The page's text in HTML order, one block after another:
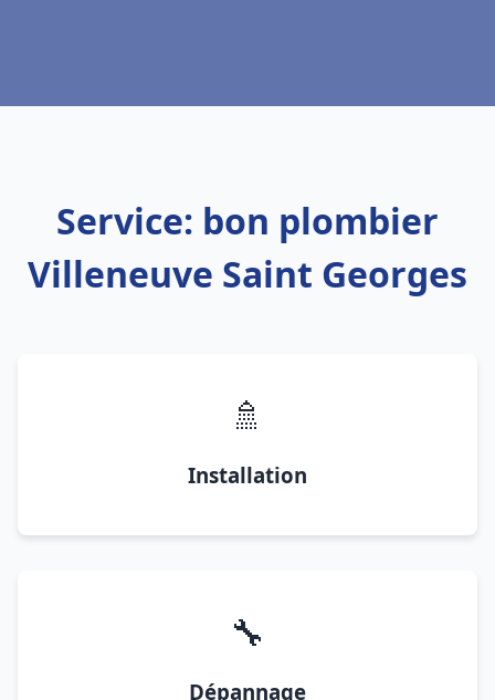
Service: bon plombier
Villeneuve Saint Georges
🚿
Installation
🔧
Dépannage